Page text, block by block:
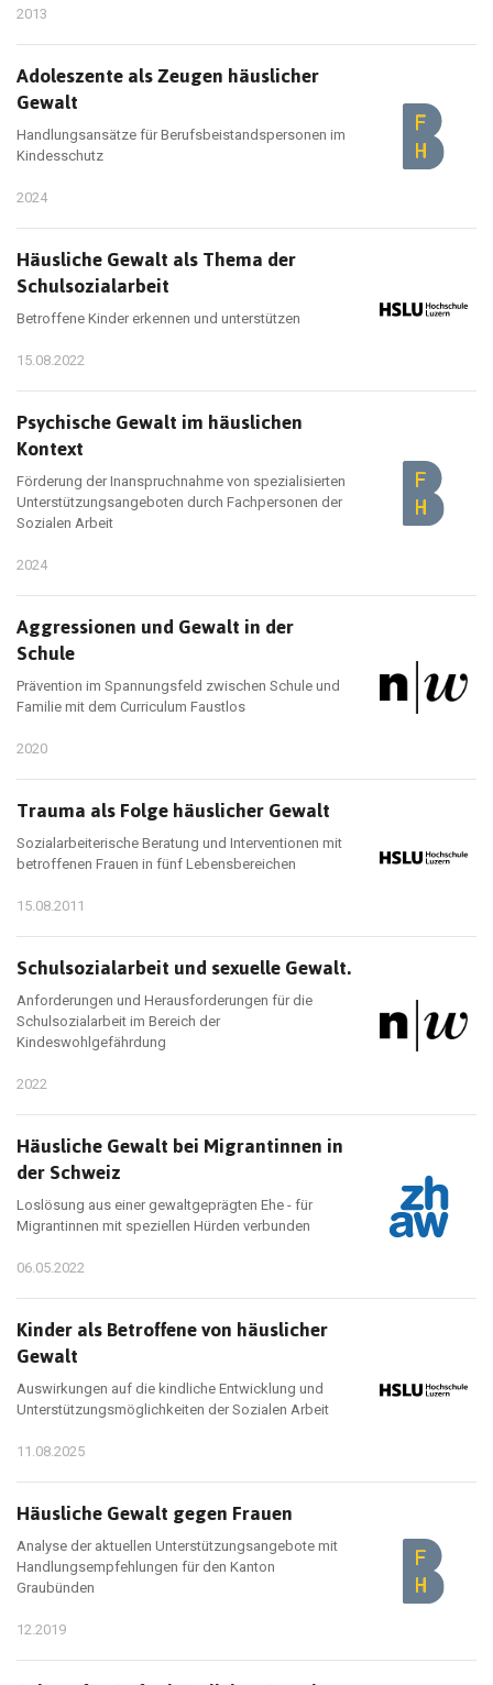
2013
Adoleszente als Zeugen häuslicher
Gewalt
Handlungsansätze für Berufsbeistandspersonen im
Kindesschutz
2024
Häusliche Gewalt als Thema der
Schulsozialarbeit
Betroffene Kinder erkennen und unterstützen
15.08.2022
Psychische Gewalt im häuslichen
Kontext
Förderung der Inanspruchnahme von spezialisierten
Unterstützungsangeboten durch Fachpersonen der
Sozialen Arbeit
2024
Aggressionen und Gewalt in der
Schule
Prävention im Spannungsfeld zwischen Schule und
Familie mit dem Curriculum Faustlos
2020
Trauma als Folge häuslicher Gewalt
Sozialarbeiterische Beratung und Interventionen mit
betroffenen Frauen in fünf Lebensbereichen
15.08.2011
Schulsozialarbeit und sexuelle Gewalt.
Anforderungen und Herausforderungen für die
Schulsozialarbeit im Bereich der
Kindeswohlgefährdung
2022
Häusliche Gewalt bei Migrantinnen in
der Schweiz
Loslösung aus einer gewaltgeprägten Ehe - für
Migrantinnen mit speziellen Hürden verbunden
06.05.2022
Kinder als Betroffene von häuslicher
Gewalt
Auswirkungen auf die kindliche Entwicklung und
Unterstützungsmöglichkeiten der Sozialen Arbeit
11.08.2025
Häusliche Gewalt gegen Frauen
Analyse der aktuellen Unterstützungsangebote mit
Handlungsempfehlungen für den Kanton
Graubünden
12.2019